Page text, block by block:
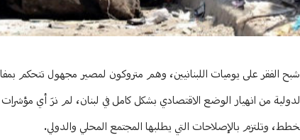
اللبنانية ومرشحة للإرتفاع.. شمس الدين للأنباء: شبح
شبح الفقر على يوميات اللبنانيين، وهم متروكون لمصير مجهول تتحكم
من انهيار الوضع الاقتصادي بشكل كامل في لبنان، لم نرَ أي
وتلتزم بالإصلاحات التي يطلبها المجتمع المحلي والدولي.